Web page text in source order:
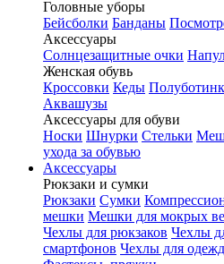
Головные уборы
Бейсболки Банданы
Аксессуары
Солнцезащитные очки
Женская обувь
Кроссовки Кеды
Аквашузы
Аксессуары для обуви
Носки Шнурки Стельки
ухода за обувью
Аксессуары
Рюкзаки и сумки
Рюкзаки Сумки
мешки Мешки для мокрых
Чехлы для рюкзаков Чехлы
смартфонов Чехлы для